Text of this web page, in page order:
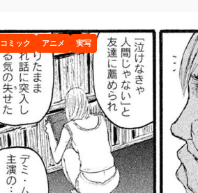
コミック アニメ 実写